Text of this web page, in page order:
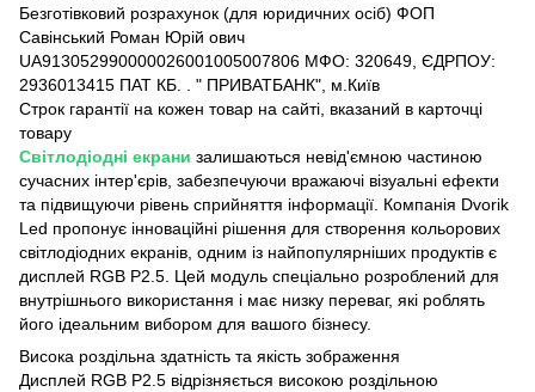
Безготівковий розрахунок (для юридичних осіб) ФОП
Савінський Роман Юрій ович
UA913052990000026001005007806 МФО: 320649, ЄДРПОУ:
2936013415 ПАТ КБ. . " ПРИВАТБАНК", м.Київ
Строк гарантії на кожен товар на сайті, вказаний в карточці
товару
Світлодіодні екрани залишаються невід'ємною частиною
сучасних інтер'єрів, забезпечуючи вражаючі візуальні ефекти
та підвищуючи рівень сприйняття інформації. Компанія Dvorik
Led пропонує інноваційні рішення для створення кольорових
світлодіодних екранів, одним із найпопулярніших продуктів є
дисплей RGB P2.5. Цей модуль спеціально розроблений для
внутрішнього використання і має низку переваг, які роблять
його ідеальним вибором для вашого бізнесу.
Висока роздільна здатність та якість зображення
Дисплей RGB P2.5 відрізняється високою роздільною